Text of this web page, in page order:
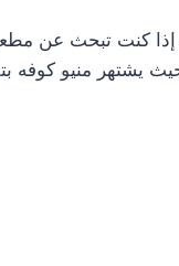
إذا كنت تبحث عن
يشتهر منيو كوفه